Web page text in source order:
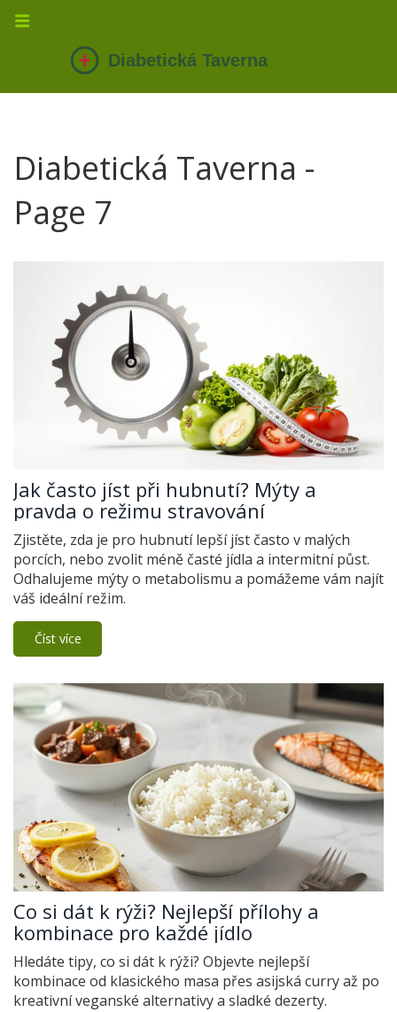
Diabetická Taverna -
Page 7
Jak často jíst při hubnutí? Mýty a
pravda o režimu stravování
Zjistěte, zda je pro hubnutí lepší jíst často v malých
porcích, nebo zvolit méně časté jídla a intermitní půst.
Odhalujeme mýty o metabolismu a pomážeme vám najít
váš ideální režim.
Číst více
Co si dát k rýži? Nejlepší přílohy a
kombinace pro každé jídlo
Hledáte tipy, co si dát k rýži? Objevte nejlepší
kombinace od klasického masa přes asijská curry až po
kreativní veganské alternativy a sladké dezerty.